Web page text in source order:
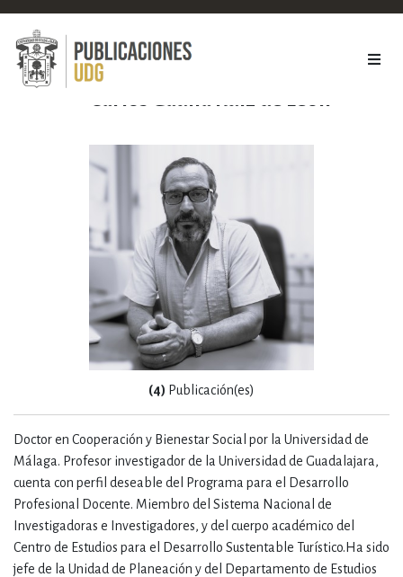
Carlos Gauna Ruiz de León
Doctor en Cooperación y Bienestar Social por la Universidad de
Málaga. Profesor investigador de la Universidad de Guadalajara,
cuenta con perfil deseable del Programa para el Desarrollo
Profesional Docente. Miembro del Sistema Nacional de
Investigadoras e Investigadores, y del cuerpo académico del
Centro de Estudios para el Desarrollo Sustentable Turístico.Ha sido
jefe de la Unidad de Planeación y del Departamento de Estudios
(4) Publicación(es)